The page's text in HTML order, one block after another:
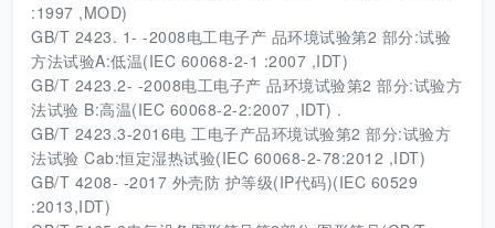
:1997 ,MOD)
GB/T 2423. 1- -2008电工电子产 品环境试验第2 部分:试验
方法试验A:低温(IEC 60068-2-1 :2007 ,IDT)
GB/T 2423.2- -2008电工电子产 品环境试验第2 部分:试验方
法试验 B:高温(IEC 60068-2-2:2007 ,IDT) .
GB/T 2423.3-2016电 工电子产品环境试验第2 部分:试验方
法试验 Cab:恒定湿热试验(IEC 60068-2-78:2012 ,IDT)
GB/T 4208- -2017 外壳防 护等级(IP代码)(IEC 60529
:2013,IDT)